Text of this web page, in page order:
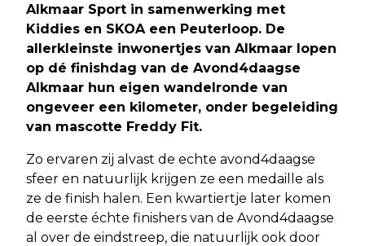
Alkmaar Sport in samenwerking met
Kiddies en SKOA een Peuterloop. De
allerkleinste inwonertjes van Alkmaar lopen
op dé finishdag van de Avond4daagse
Alkmaar hun eigen wandelronde van
ongeveer een kilometer, onder begeleiding
van mascotte Freddy Fit.
Zo ervaren zij alvast de echte avond4daagse
sfeer en natuurlijk krijgen ze een medaille als
ze de finish halen. Een kwartiertje later komen
de eerste échte finishers van de Avond4daagse
al over de eindstreep, die natuurlijk ook door